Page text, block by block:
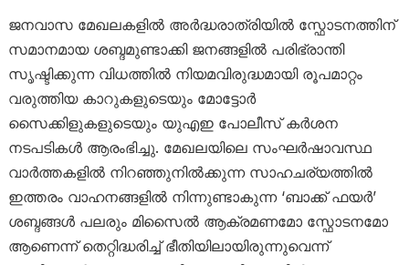
ജനവാസ മേഖലകളിൽ അർദ്ധരാത്രിയിൽ സ്ഫോടനത്തിന്
സമാനമായ ശബ്ദമുണ്ടാക്കി ജനങ്ങളിൽ പരിഭ്രാന്തി
സൃഷ്ടിക്കുന്ന വിധത്തിൽ നിയമവിരുദ്ധമായി രൂപമാറ്റം
വരുത്തിയ കാറുകളുടെയും മോട്ടോർ
സൈക്കിളുകളുടെയും യുഎഇ പോലീസ് കർശന
നടപടികൾ ആരംഭിച്ചു. മേഖലയിലെ സംഘർഷാവസ്ഥ
വാർത്തകളിൽ നിറഞ്ഞുനിൽക്കുന്ന സാഹചര്യത്തിൽ
ഇത്തരം വാഹനങ്ങളിൽ നിന്നുണ്ടാകുന്ന ‘ബാക്ക് ഫയർ’
ശബ്ദങ്ങൾ പലരും മിസൈൽ ആക്രമണമോ സ്ഫോടനമോ
ആണെന്ന് തെറ്റിദ്ധരിച്ച് ഭീതിയിലായിരുന്നുവെന്ന്